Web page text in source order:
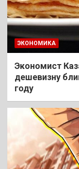
ЭКОНОМИКА
Экономист
дешевизну
году